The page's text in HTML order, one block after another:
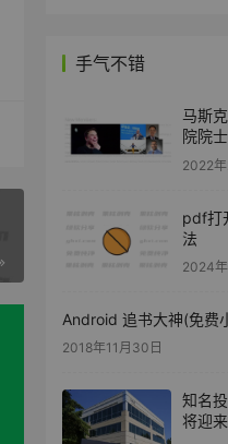
手气不错
马斯
院院士
2022年
pdf打
法
2024
Android 追书大神(免费
2018年11月30日
知名
将迎